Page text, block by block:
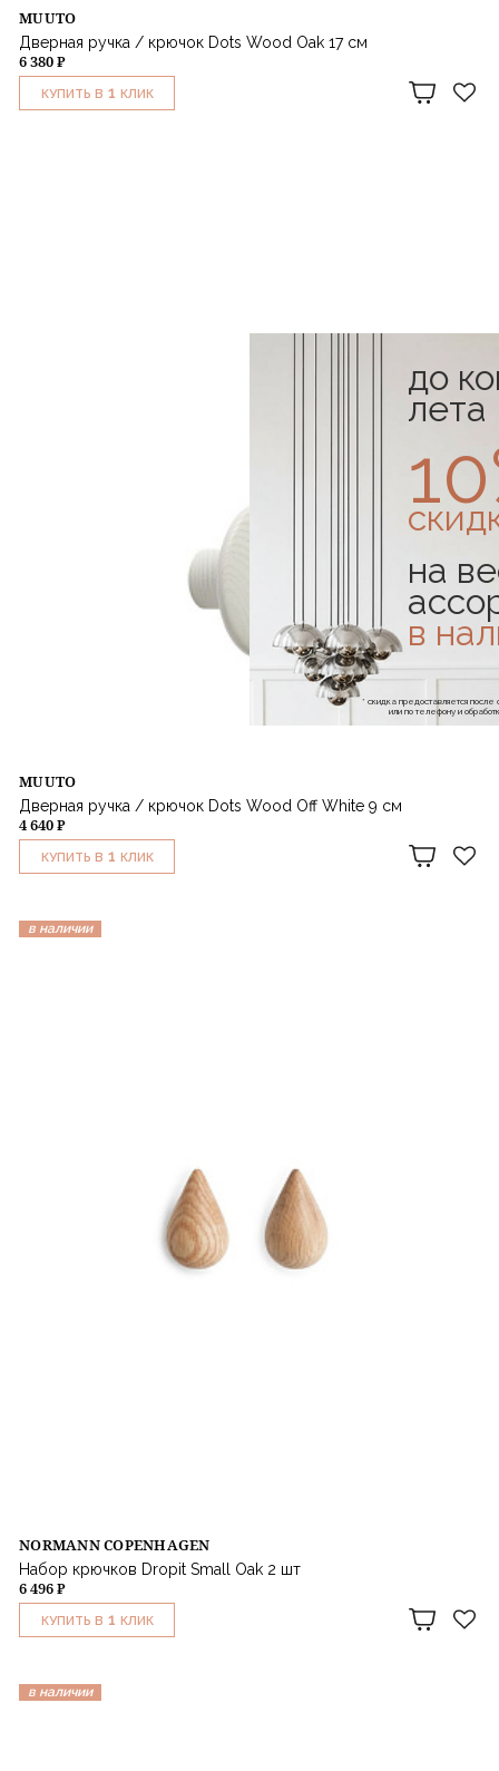
MUUTO
Дверная ручка / крючок Dots Wood Oak 17 см
6 380 ₽
КУПИТЬ В 1 КЛИК
MUUTO
Дверная ручка / крючок Dots Wood Off White 9 см
4 640 ₽
КУПИТЬ В 1 КЛИК
в наличии
NORMANN COPENHAGEN
Набор крючков Dropit Small Oak 2 шт
6 496 ₽
КУПИТЬ В 1 КЛИК
в наличии
до
лета
на
в
* скидка предоставляется
или по телефону и